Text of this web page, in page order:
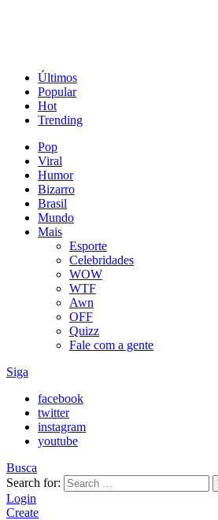
Últimos
Popular
Hot
Trending
Pop
Viral
Humor
Bizarro
Brasil
Mundo
Mais
Esporte
Celebridades
WOW
WTF
Awn
OFF
Quizz
Fale com a gente
Siga
facebook
twitter
instagram
youtube
Busca
Search for:
Login
Create